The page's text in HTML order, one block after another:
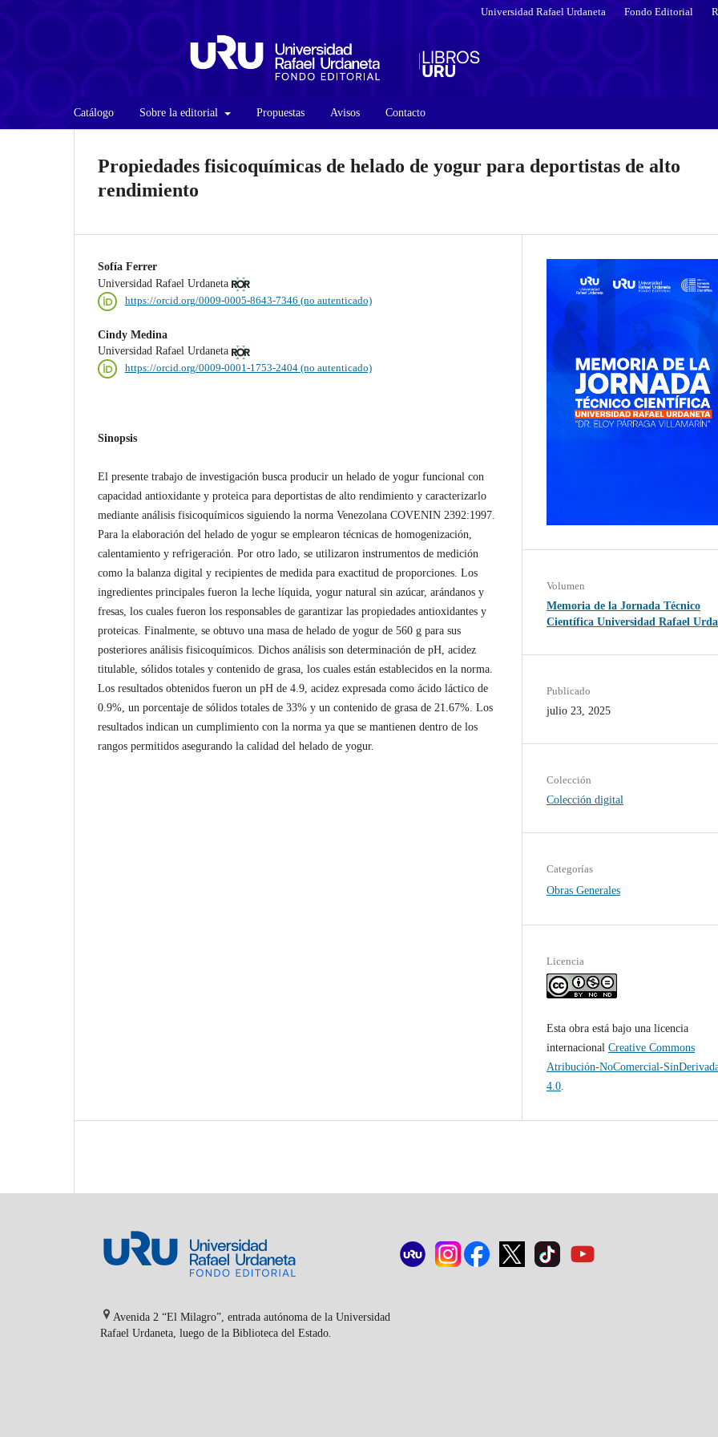
Catálogo Sobre la editorial Propuestas Avisos Contacto
Universidad Rafael Urdaneta Fondo Editorial
Propiedades fisicoquímicas de helado de yogur para deportistas de alto
rendimiento
Sofía Ferrer
Universidad Rafael Urdaneta
https://orcid.org/0009-0005-8643-7346 (no autenticado)
Cindy Medina
Universidad Rafael Urdaneta
https://orcid.org/0009-0001-1753-2404 (no autenticado)
Sinopsis
El presente trabajo de investigación busca producir un helado de yogur funcional con
capacidad antioxidante y proteica para deportistas de alto rendimiento y caracterizarlo
mediante análisis fisicoquímicos siguiendo la norma Venezolana COVENIN 2392:1997.
Para la elaboración del helado de yogur se emplearon técnicas de homogenización,
calentamiento y refrigeración. Por otro lado, se utilizaron instrumentos de medición
como la balanza digital y recipientes de medida para exactitud de proporciones. Los
ingredientes principales fueron la leche líquida, yogur natural sin azúcar, arándanos y
fresas, los cuales fueron los responsables de garantizar las propiedades antioxidantes y
proteicas. Finalmente, se obtuvo una masa de helado de yogur de 560 g para sus
posteriores análisis fisicoquímicos. Dichos análisis son determinación de pH, acidez
titulable, sólidos totales y contenido de grasa, los cuales están establecidos en la norma.
Los resultados obtenidos fueron un pH de 4.9, acidez expresada como ácido láctico de
0.9%, un porcentaje de sólidos totales de 33% y un contenido de grasa de 21.67%. Los
resultados indican un cumplimiento con la norma ya que se mantienen dentro de los
rangos permitidos asegurando la calidad del helado de yogur.
Volumen
Memoria de la Jornada Técnico
Científica Universidad Rafael
Publicado
julio 23, 2025
Colección
Colección digital
Categorías
Obras Generales
Licencia
Esta obra está bajo una licencia
internacional Creative Commons
Atribución-NoComercial-
4.0.
Avenida 2 “El Milagro”, entrada autónoma de la Universidad
Rafael Urdaneta, luego de la Biblioteca del Estado.